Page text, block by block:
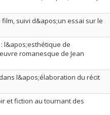
suivi d&apos;un essai sur le
l&apos;esthétique de
romanesque de Jean
l&apos;élaboration du récit
et fiction au tournant des